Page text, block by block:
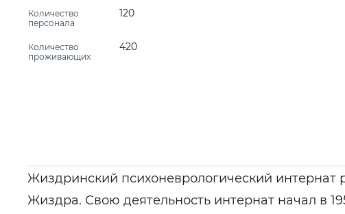
Количество
персонала
120
Количество
проживающих
420
Жиздринский психоневрологический интернат
Жиздра. Свою деятельность интернат начал в